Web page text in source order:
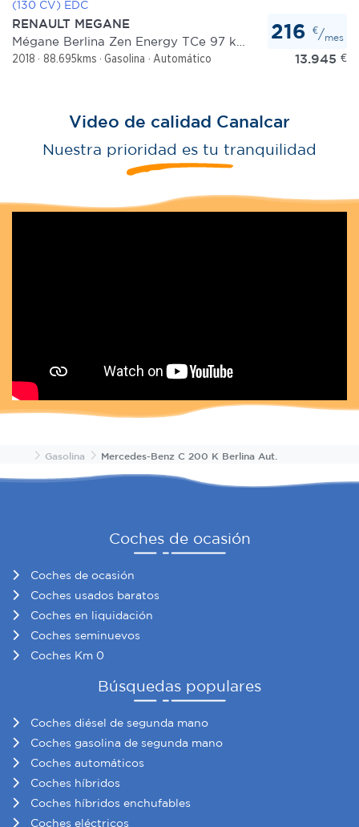
RENAULT MEGANE
2018 88.695kms Gasolina Automático 13.945 €
216 €/mes
Video de calidad Canalcar
Nuestra prioridad es tu tranquilidad
InicioGasolina Mercedes-Benz C 200 K Berlina Aut.
Coches de ocasión
Coches de ocasión
Coches usados baratos
Coches en liquidación
Coches seminuevos
Coches Km 0
Búsquedas populares
Coches diésel de segunda mano
Coches gasolina de segunda mano
Coches automáticos
Coches híbridos
Coches híbridos enchufables
Coches eléctricos